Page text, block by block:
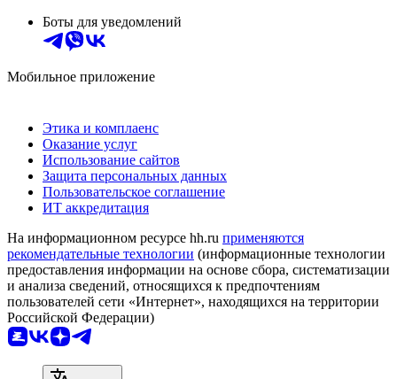
Боты для уведомлений
Мобильное приложение
Этика и комплаенс
Оказание услуг
Использование сайтов
Защита персональных данных
Пользовательское соглашение
ИТ аккредитация
На информационном ресурсе hh.ru применяются
рекомендательные технологии (информационные технологии
предоставления информации на основе сбора, систематизации
и анализа сведений, относящихся к предпочтениям
пользователей сети «Интернет», находящихся на территории
Российской Федерации)